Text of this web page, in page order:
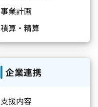
事業計画
積算・精算
企業連携
支援内容